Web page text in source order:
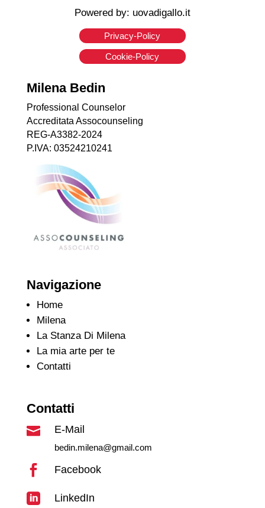
Powered by: uovadigallo.it
Privacy-Policy
Cookie-Policy
Milena Bedin
Professional Counselor
Accreditata Assocounseling
REG-A3382-2024
P.IVA: 03524210241
Navigazione
Home
Milena
La Stanza Di Milena
La mia arte per te
Contatti
Contatti
 E-Mail
bedin.milena@gmail.com
 Facebook
 LinkedIn